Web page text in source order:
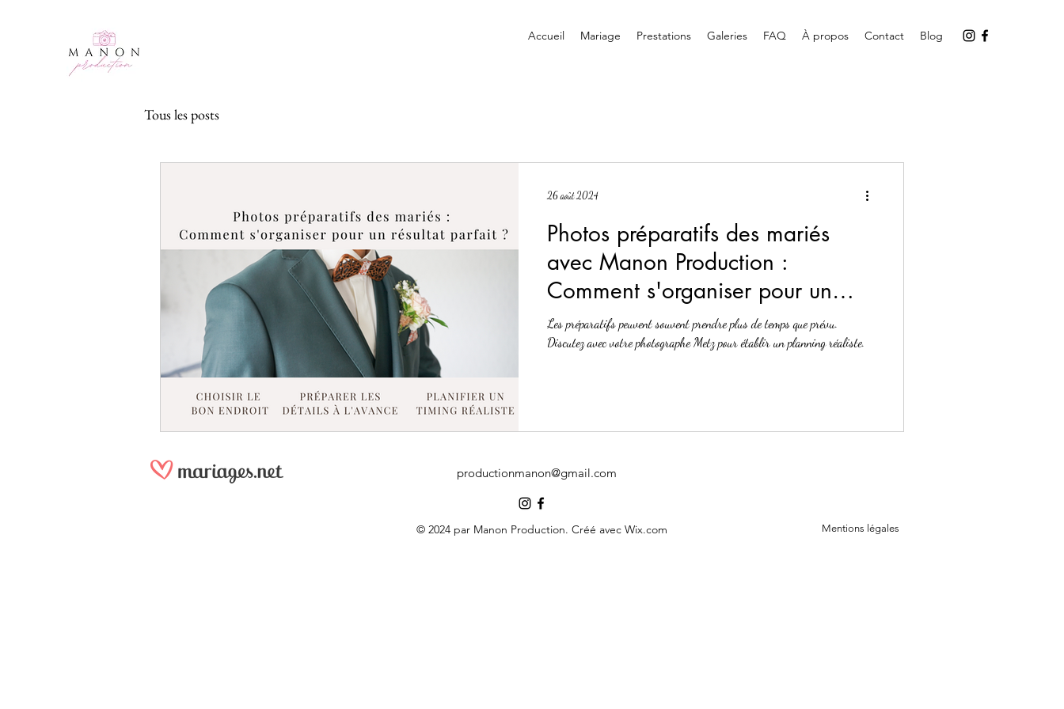
Accueil Mariage Prestations Galeries FAQ À propos Contact Blog
Tous les posts
Photos préparatifs des mariés
avec Manon Production :
Comment s'organiser pour un
résultat parfait ?
Les préparatifs peuvent souvent prendre plus de temps que prévu.
Discutez avec votre photographe Metz pour établir un planning réaliste.
26 août 2024
productionmanon@gmail.com
© 2024 par Manon Production. Créé avec Wix.com Mentions légales